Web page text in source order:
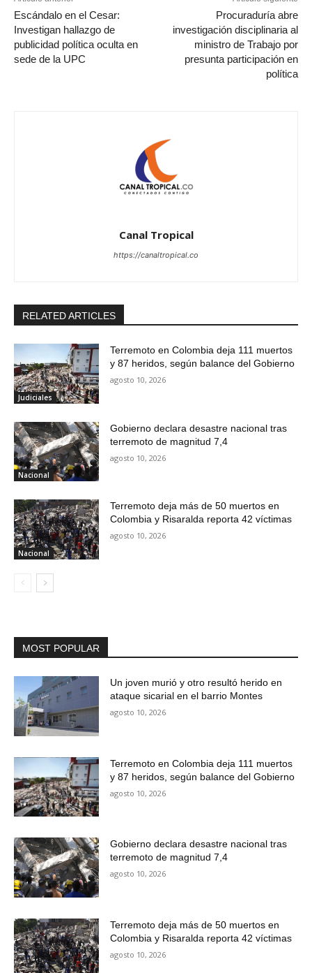
Escándalo en el Cesar:
Investigan hallazgo de
publicidad política oculta en
sede de la UPC
Procuraduría abre
investigación disciplinaria al
ministro de Trabajo por
presunta participación en
política
Canal Tropical
https://canaltropical.co
RELATED ARTICLES
Judiciales
Terremoto en Colombia deja 111 muertos
y 87 heridos, según balance del Gobierno
agosto 10, 2026
Nacional
Gobierno declara desastre nacional tras
terremoto de magnitud 7,4
agosto 10, 2026
Nacional
Terremoto deja más de 50 muertos en
Colombia y Risaralda reporta 42 víctimas
agosto 10, 2026
MOST POPULAR
Un joven murió y otro resultó herido en
ataque sicarial en el barrio Montes
agosto 10, 2026
Terremoto en Colombia deja 111 muertos
y 87 heridos, según balance del Gobierno
agosto 10, 2026
Gobierno declara desastre nacional tras
terremoto de magnitud 7,4
agosto 10, 2026
Terremoto deja más de 50 muertos en
Colombia y Risaralda reporta 42 víctimas
agosto 10, 2026